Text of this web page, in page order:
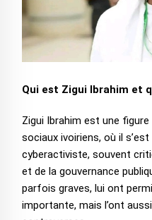
‎Qui est Zigui Ibrahim et
‎Zigui Ibrahim est une
sociaux ivoiriens, où il
cyberactiviste, souvent
et de la gouvernance
parfois graves, lui ont
importante, mais l’ont